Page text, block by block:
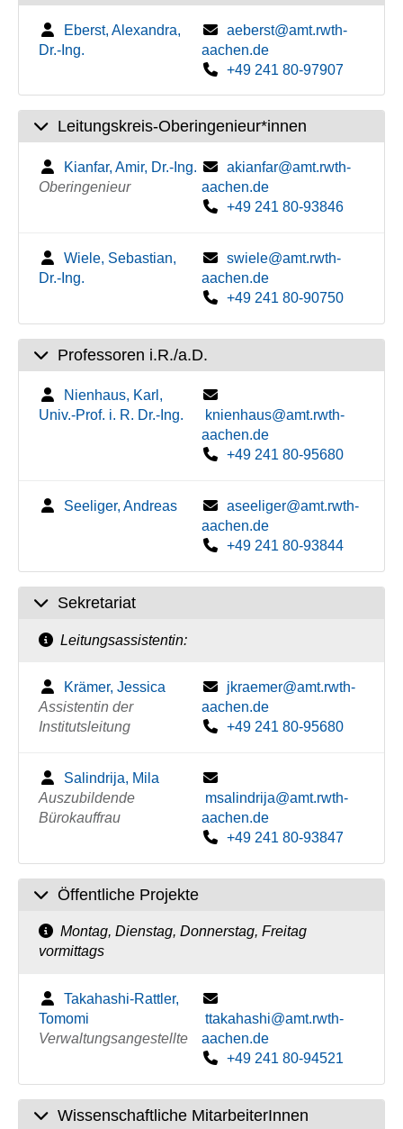
Eberst, Alexandra,
Dr.-Ing.
aeberst@amt.rwth-
aachen.de
+49 241 80-97907
Leitungskreis-Oberingenieur*innen
Kianfar, Amir, Dr.-Ing.
Oberingenieur
akianfar@amt.rwth-
aachen.de
+49 241 80-93846
Wiele, Sebastian,
Dr.-Ing.
swiele@amt.rwth-
aachen.de
+49 241 80-90750
Professoren i.R./a.D.
Nienhaus, Karl,
Univ.-Prof. i. R. Dr.-Ing.
knienhaus@amt.rwth-
aachen.de
+49 241 80-95680
Seeliger, Andreas
aseeliger@amt.rwth-
aachen.de
+49 241 80-93844
Sekretariat
Leitungsassistentin:
Krämer, Jessica
Assistentin der
Institutsleitung
jkraemer@amt.rwth-
aachen.de
+49 241 80-95680
Salindrija, Mila
Auszubildende
Bürokauffrau
msalindrija@amt.rwth-
aachen.de
+49 241 80-93847
Öffentliche Projekte
Montag, Dienstag, Donnerstag, Freitag
vormittags
Takahashi-Rattler,
Tomomi
Verwaltungsangestellte
ttakahashi@amt.rwth-
aachen.de
+49 241 80-94521
Wissenschaftliche MitarbeiterInnen